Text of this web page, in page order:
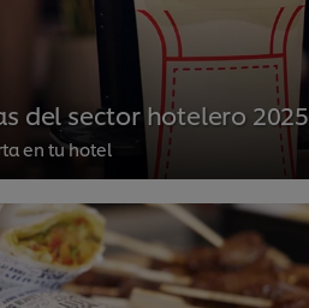
del sector hotelero 2025
en tu hotel